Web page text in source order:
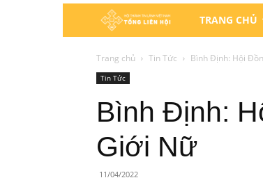
Hội
Thánh
Lành
Việt
TRANG CHỦ
Trang chủ Tin Tức Bình Định: Hội
Tin Tức
Bình Định:
Giới Nữ
11/04/2022